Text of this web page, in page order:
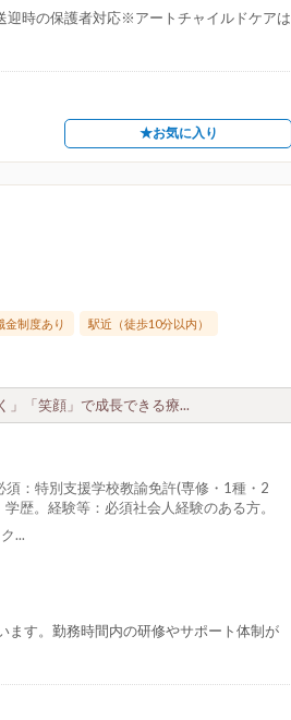
迎時の保護者対応※アートチャイルドケアは
★お気に入り
金制度あり 駅近（徒歩10分以内）
」「笑顔」で成長できる療...
：特別支援学校教諭免許(専修・1種・2
歴。経験等：必須社会人経験のある方。
...
ます。勤務時間内の研修やサポート体制が